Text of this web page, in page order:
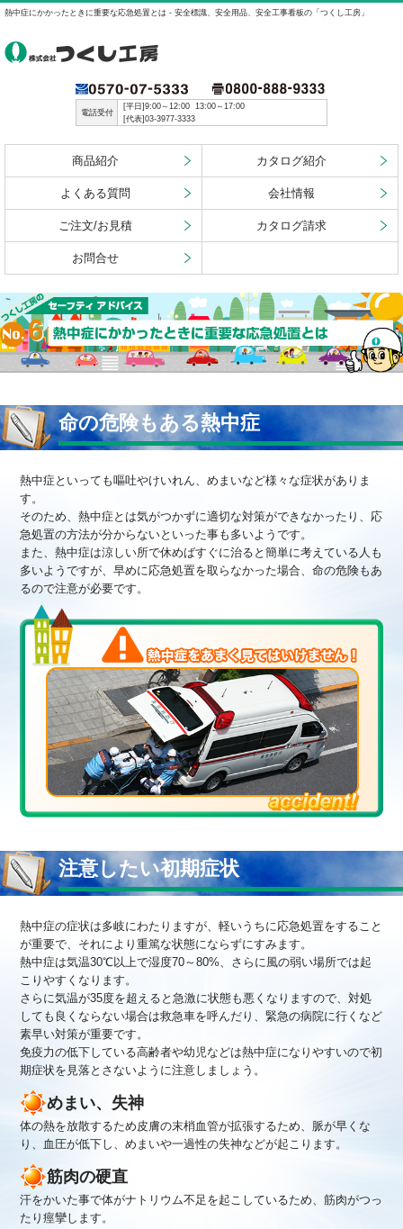
熱中症にかかったときに重要な応急処置とは - 安全標識、安全用品、安全工事看板の「つくし工房」
電話受付
[平日]9:00～12:00 13:00～17:00
[代表]03-3977-3333
商品紹介 カタログ紹介
よくある質問 会社情報
ご注文/お見積 カタログ請求
お問合せ
命の危険もある熱中症
熱中症といっても嘔吐やけいれん、めまいなど様々な症状がありま
す。
そのため、熱中症とは気がつかずに適切な対策ができなかったり、応
急処置の方法が分からないといった事も多いようです。
また、熱中症は涼しい所で休めばすぐに治ると簡単に考えている人も
多いようですが、早めに応急処置を取らなかった場合、命の危険もあ
るので注意が必要です。
注意したい初期症状
熱中症の症状は多岐にわたりますが、軽いうちに応急処置をすること
が重要で、それにより重篤な状態にならずにすみます。
熱中症は気温30℃以上で湿度70～80%、さらに風の弱い場所では起
こりやすくなります。
さらに気温が35度を超えると急激に状態も悪くなりますので、対処
しても良くならない場合は救急車を呼んだり、緊急の病院に行くなど
素早い対策が重要です。
免疫力の低下している高齢者や幼児などは熱中症になりやすいので初
期症状を見落とさないように注意しましょう。
めまい、失神
体の熱を放散するため皮膚の末梢血管が拡張するため、脈が早くな
り、血圧が低下し、めまいや一過性の失神などが起こります。
筋肉の硬直
汗をかいた事で体がナトリウム不足を起こしているため、筋肉がつっ
たり痙攣します。